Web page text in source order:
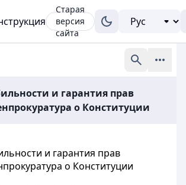
Старая
версия
сайта
и гарантия прав
о Конституции
и гарантия прав
о Конституции